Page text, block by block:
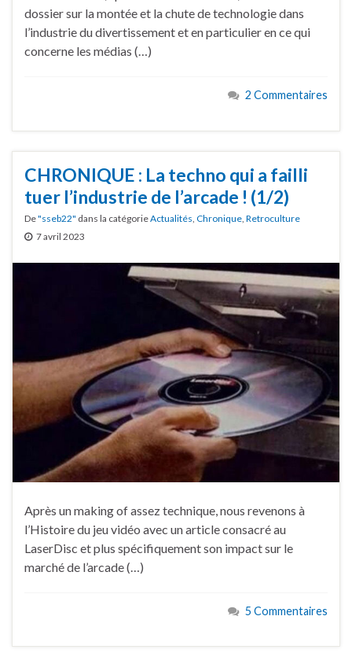
dossier sur la montée et la chute de technologie dans
l’industrie du divertissement et en particulier en ce qui
concerne les médias (…)
2 Commentaires
CHRONIQUE : La techno qui a failli
tuer l’industrie de l’arcade ! (1/2)
De"sseb22" dans la catégorieActualités, Chronique, Retroculture
7 avril 2023
Après un making of assez technique, nous revenons à
l’Histoire du jeu vidéo avec un article consacré au
LaserDisc et plus spécifiquement son impact sur le
marché de l’arcade (…)
5 Commentaires